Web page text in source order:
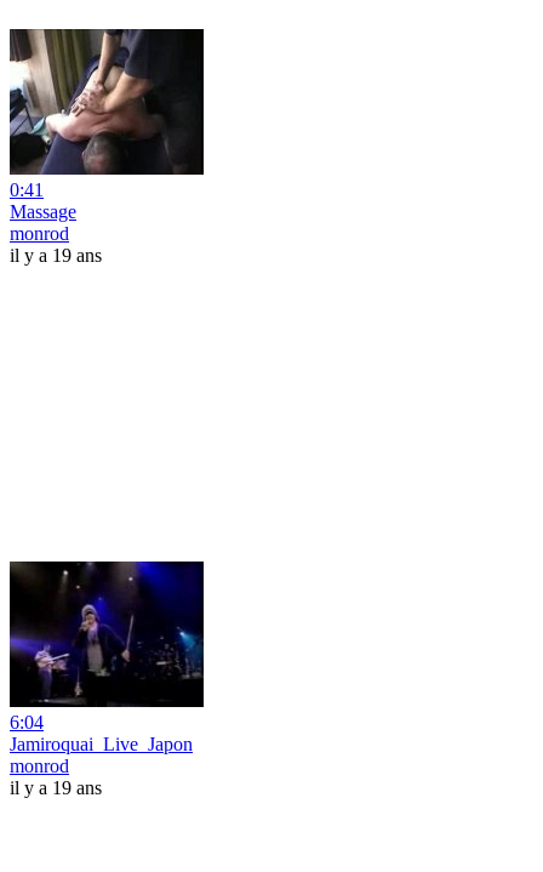
0:41
Massage
monrod
il y a 19 ans
6:04
Jamiroquai_Live_Japon
monrod
il y a 19 ans